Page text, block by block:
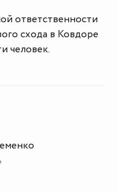
ответственности
схода в Ковдоре
человек.